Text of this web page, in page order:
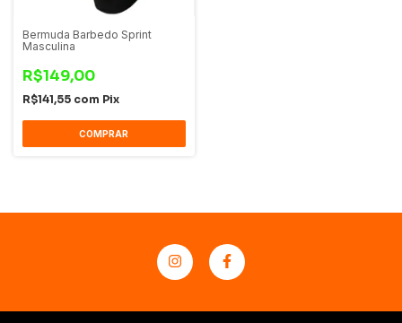
Bermuda Barbedo Sprint
Masculina
R$149,00
R$141,55 com Pix
COMPRAR